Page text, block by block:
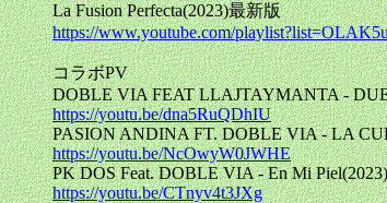
La Fusion Perfecta(2023)最新版
https://www.youtube.com/
コラボPV
DOBLE VIA FEAT LLAJTAYMANTA -
https://youtu.be/dna5RuQDhIU
PASION ANDINA FT. DOBLE VIA - LA
https://youtu.be/NcOwyW0JWHE
PK DOS Feat. DOBLE VIA - En Mi Piel(2023)
https://youtu.be/CTnyv4t3JXg